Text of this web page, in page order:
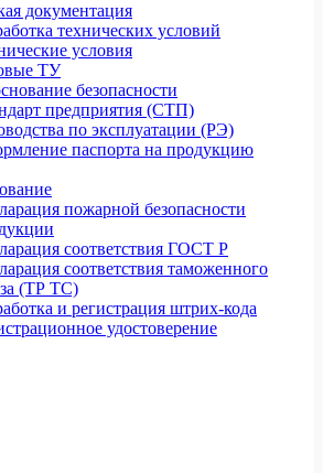
документация
технических условий
условия
ТУ
безопасности
предприятия (СТП)
по эксплуатации (РЭ)
паспорта на продукцию
пожарной безопасности
соответствия ГОСТ Р
соответствия таможенного
(ТР ТС)
и регистрация штрих-кода
удостоверение